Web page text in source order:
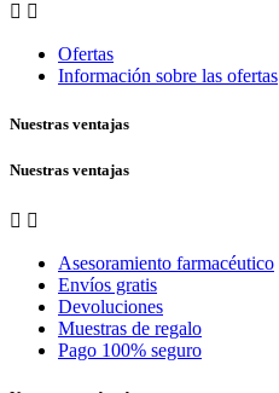
 
Ofertas
Información sobre las ofertas
Nuestras ventajas
Nuestras ventajas
 
Asesoramiento farmacéutico
Envíos gratis
Devoluciones
Muestras de regalo
Pago 100% seguro